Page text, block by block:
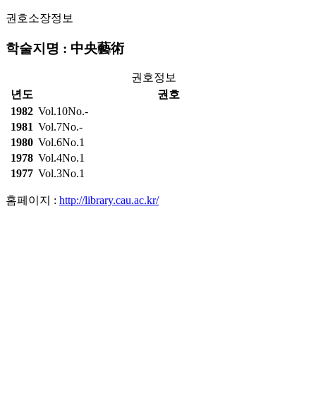
권호소장정보
학술지명 : 中央藝術
권호정보
년도
권호
1982 Vol.10No.-
1981 Vol.7No.-
1980 Vol.6No.1
1978 Vol.4No.1
1977 Vol.3No.1
홈페이지 : http://library.cau.ac.kr/